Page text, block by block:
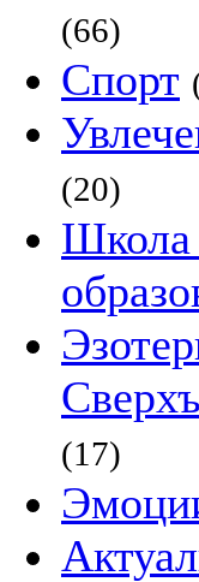
(66)
Спорт
(20)
Школа
(17)